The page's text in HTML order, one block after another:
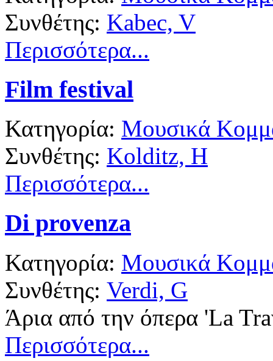
Συνθέτης: Kabec, V
Περισσότερα...
Film festival
Κατηγορία: Μουσικά
Συνθέτης: Kolditz, H
Περισσότερα...
Di provenza
Κατηγορία: Μουσικά
Συνθέτης: Verdi, G
Άρια από την όπερα 'La
Περισσότερα...